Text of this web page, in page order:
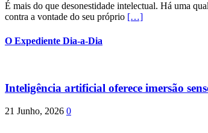
É mais do que desonestidade intelectual. Há uma
contra a vontade do seu próprio […]
O Expediente Dia-a-Dia
Inteligência artificial oferece imersão
21 Junho, 2026 0